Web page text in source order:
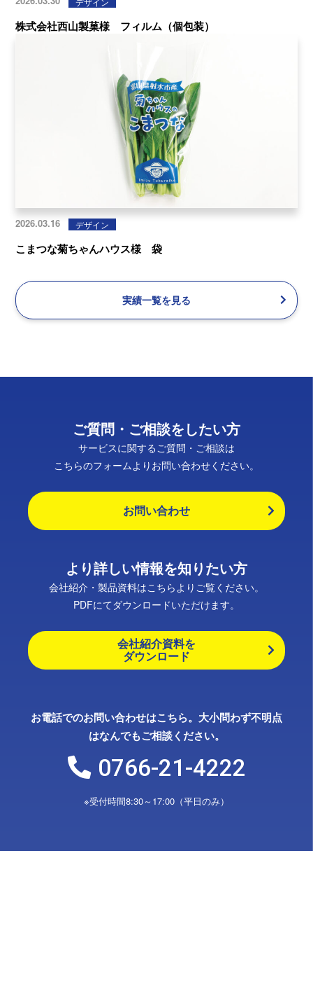
株式会社西山製菓様 フィルム（個包装）
2026.03.16 デザイン
こまつな菊ちゃんハウス様 袋
実績一覧を見る
ご質問・ご相談をしたい方
サービスに関するご質問・ご相談は
こちらのフォームよりお問い合わせください。
お問い合わせ
より詳しい情報を知りたい方
会社紹介・製品資料はこちらよりご覧ください。
PDFにてダウンロードいただけます。
会社紹介資料を
ダウンロード
お電話でのお問い合わせはこちら。大小問わず不明点
はなんでもご相談ください。
0766-21-4222
※受付時間8:30～17:00（平日のみ）